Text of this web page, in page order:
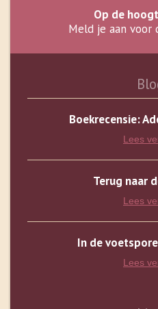
Op de
Meld je aan voor
Boekrecensie:
Lees
Terug naar
Lees
In de
Lees